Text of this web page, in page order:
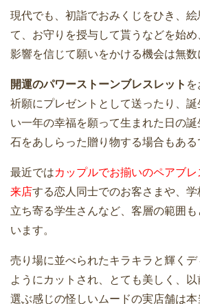
現代でも、初詣でおみくじをひき、
て、お守りを授与して貰うなどを始
影響を信じて願いをかける機会は無数
開運のパワーストーンブレスレット
祈願にプレゼントとして送ったり、
い一年の幸福を願って生まれた日の
石をあしらった贈り物する場合もある
最近ではカップルでお揃いのペアブ
来店する恋人同士でのお客さまや、
立ち寄る学生さんなど、客層の範囲
います。
売り場に並べられたキラキラと輝く
ようにカットされ、とても美しく、
選ぶ感じの怪しいムードの実店舗は